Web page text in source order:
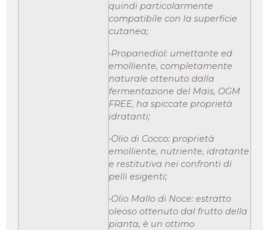
quindi particolarmente
compatibile con la superficie
cutanea;
•Propanediol: umettante ed
emolliente, completamente
naturale ottenuto dalla
fermentazione del Mais, OGM
FREE, ha spiccate proprietà
idratanti;
•Olio di Cocco: proprietà
emolliente, nutriente, idratante
e restitutiva nei confronti di
pelli esigenti;
•Olio Mallo di Noce: estratto
oleoso ottenuto dal frutto della
pianta, è un ottimo